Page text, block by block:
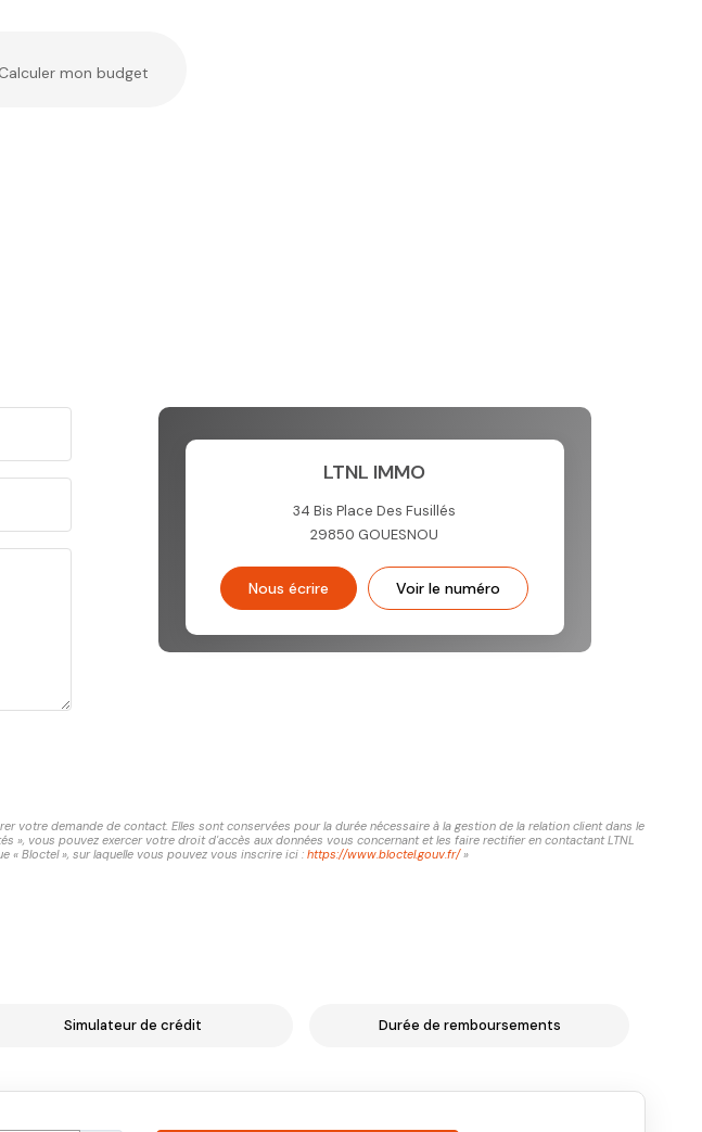
Calculer mon budget
LTNL IMMO
34 Bis Place Des Fusillés
29850 GOUESNOU
Nous écrire Voir le numéro
votre demande de contact. Elles sont conservées pour la durée nécessaire à la gestion de la relation client dans le
vous pouvez exercer votre droit d'accès aux données vous concernant et les faire rectifier en contactant LTNL
Bloctel », sur laquelle vous pouvez vous inscrire ici : https://www.bloctel.gouv.fr/»
Simulateur de crédit Durée de remboursements